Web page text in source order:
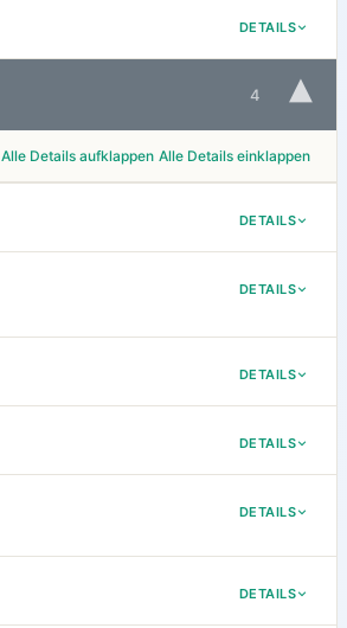
DETAILS
4 ▾
Alle Details aufklappen Alle Details einklappen
DETAILS
DETAILS
DETAILS
DETAILS
DETAILS
DETAILS